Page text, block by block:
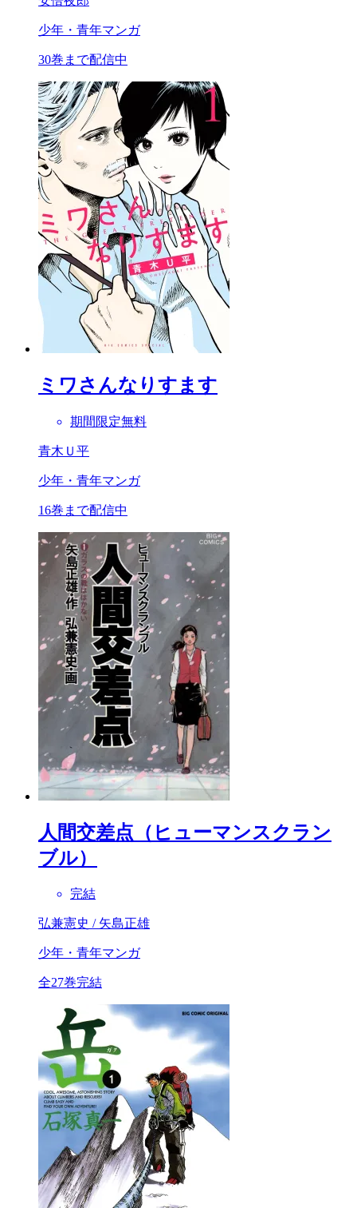
少年・青年マンガ
30巻まで配信中
ミワさんなりすます
期間限定無料
青木Ｕ平
少年・青年マンガ
16巻まで配信中
人間交差点（ヒューマンスクラン
ブル）
完結
弘兼憲史 / 矢島正雄
少年・青年マンガ
全27巻完結